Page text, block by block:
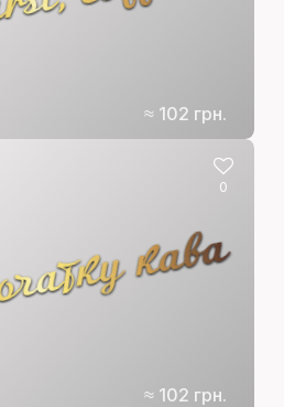
≈ 102 грн.
кава
≈ 102 грн.
0